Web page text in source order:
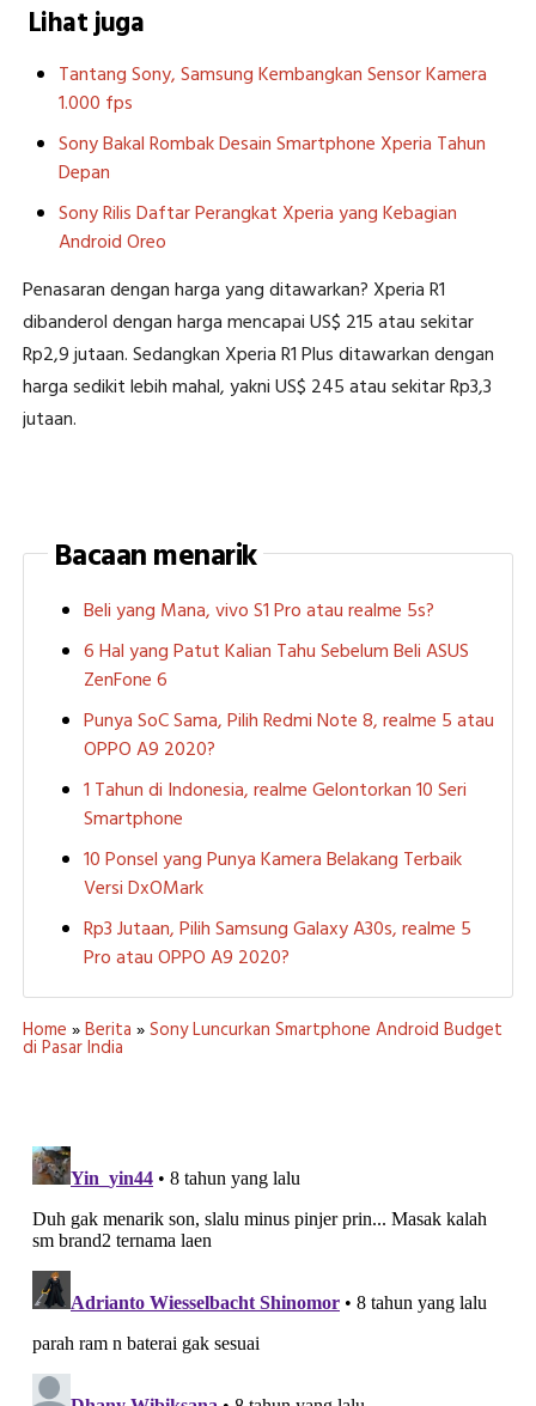
Lihat juga
Tantang Sony, Samsung Kembangkan Sensor Kamera
1.000 fps
Sony Bakal Rombak Desain Smartphone Xperia Tahun
Depan
Sony Rilis Daftar Perangkat Xperia yang Kebagian
Android Oreo
Penasaran dengan harga yang ditawarkan? Xperia R1
dibanderol dengan harga mencapai US$ 215 atau sekitar
Rp2,9 jutaan. Sedangkan Xperia R1 Plus ditawarkan dengan
harga sedikit lebih mahal, yakni US$ 245 atau sekitar Rp3,3
jutaan.
Bacaan menarik
Beli yang Mana, vivo S1 Pro atau realme 5s?
6 Hal yang Patut Kalian Tahu Sebelum Beli ASUS
ZenFone 6
Punya SoC Sama, Pilih Redmi Note 8, realme 5 atau
OPPO A9 2020?
1 Tahun di Indonesia, realme Gelontorkan 10 Seri
Smartphone
10 Ponsel yang Punya Kamera Belakang Terbaik
Versi DxOMark
Rp3 Jutaan, Pilih Samsung Galaxy A30s, realme 5
Pro atau OPPO A9 2020?
Home »Berita »Sony Luncurkan Smartphone Android Budget
di Pasar India